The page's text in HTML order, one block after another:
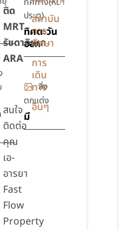
ประตู)
ทิศตะวัน
ออก
สิ่ง
ตกแต่ง
มี
ติด
MRT
รัชดาภิเษก
ARA
สนใจ
ติดต่อ
คุณ
เอ-
อารยา
Fast
Flow
Property
สถาบัน
การ
ศึกษา
การ
เดิน
ทาง
อื่นๆ
ใหม่